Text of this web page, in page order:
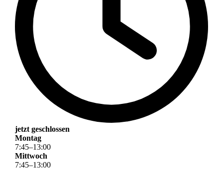
jetzt geschlossen
Montag
7:45–13:00
Mittwoch
7:45–13:00